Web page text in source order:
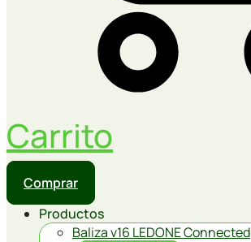
Carrito
Comprar
Productos
Baliza v16 LEDONE Connected